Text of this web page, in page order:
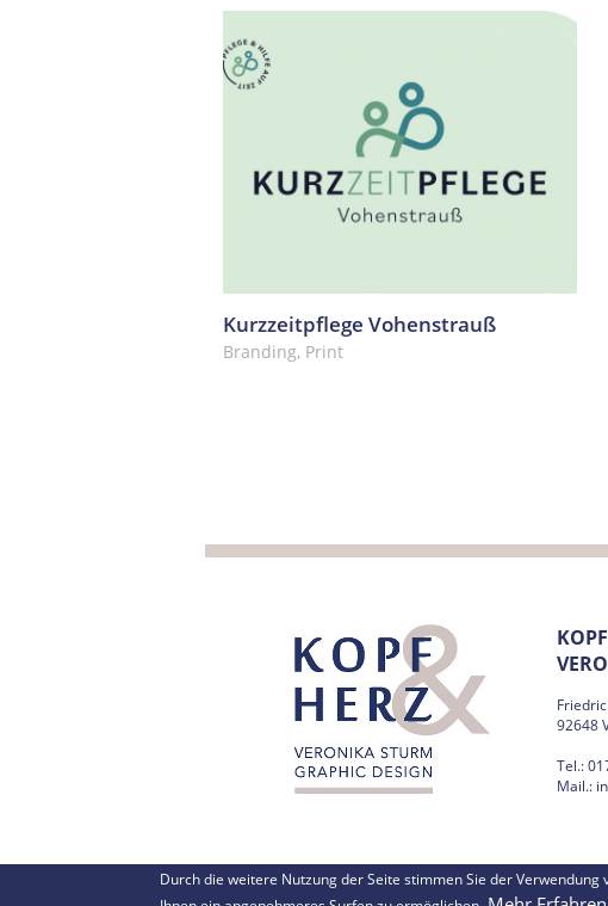
Kurzzeitpflege Vohenstrauß
Branding, Print
92648
Tel.:
Mail.:
Durch die weitere Nutzung der Seite stimmen Sie der Verwendung